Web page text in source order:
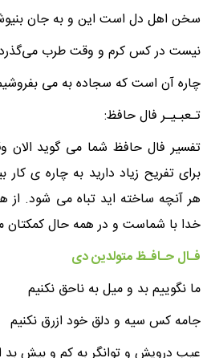
سخن اهل دل است این و به جان
نیست در کس کرم و وقت طرب
چاره آن است که سجاده به می
تـعبـیـر فال حافظ:
تفسیر فال حافظ شما می گوید
برای تفریح زیاد دارید به چاره ی کار
هر آنچه ساخته اید تباه می شود. از
خدا با شماست و در همه حال کمکتان
فـال حـافـظ متولدین دی
ما نگوییم بد و میل به ناحق نکنیم
جامه کس سیه و دلق خود ازرق نکنیم